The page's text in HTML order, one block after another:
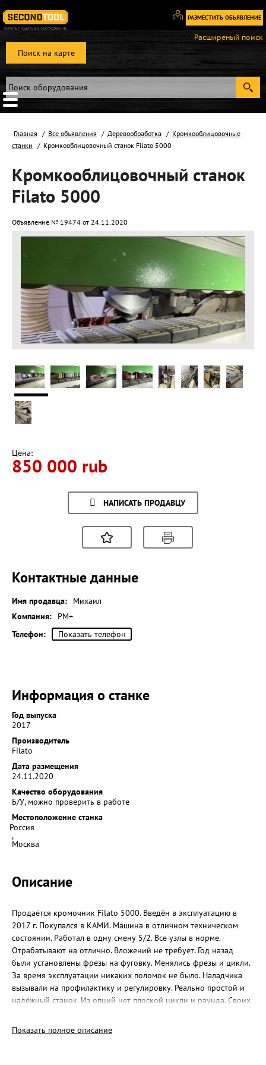
РАЗМЕСТИТЬ ОБЬЯВЛЕНИЕ
Вход
Регистрация
Поиск на карте
Расширеный поиск
Главная Все объявления Деревообработка
Кромкооблицовочные
станки
Кромкооблицовочный станок Filato 5000
Кромкооблицовочный станок
Filato 5000
Объявление № 19474 от 24.11.2020
Цена:
850 000 rub
НАПИСАТЬ ПРОДАВЦУ
Контактные данные
Имя продавца:
Михаил
Компания:
РМ+
Телефон:
Показать телефон
Информация о станке
Год выпуска
2017
Производитель
Filato
Дата размещения
24.11.2020
Качество оборудования
Б/У, можно проверить в работе
Местоположение станка
Россия
,
Москва
Описание
Продаётся кромочник Filato 5000. Введён в эксплуатацию в
2017 г. Покупался в КАМИ. Машина в отличном техническом
состоянии. Работал в одну смену 5/2. Все узлы в норме.
Отрабатывают на отлично. Вложений не требует. Год назад
были установлены фрезы на фуговку. Менялись фрезы и цикли.
За время эксплуатации никаких поломок не было. Наладчика
вызывали на профилактику и регулировку. Реально простой и
надёжный станок. Из опций нет плоской цикли и раунда. Своих
теперь и является причиной продажи. Станок находится на
действующем производстве в Москве. Возможно посмотреть в
Показать полное описание